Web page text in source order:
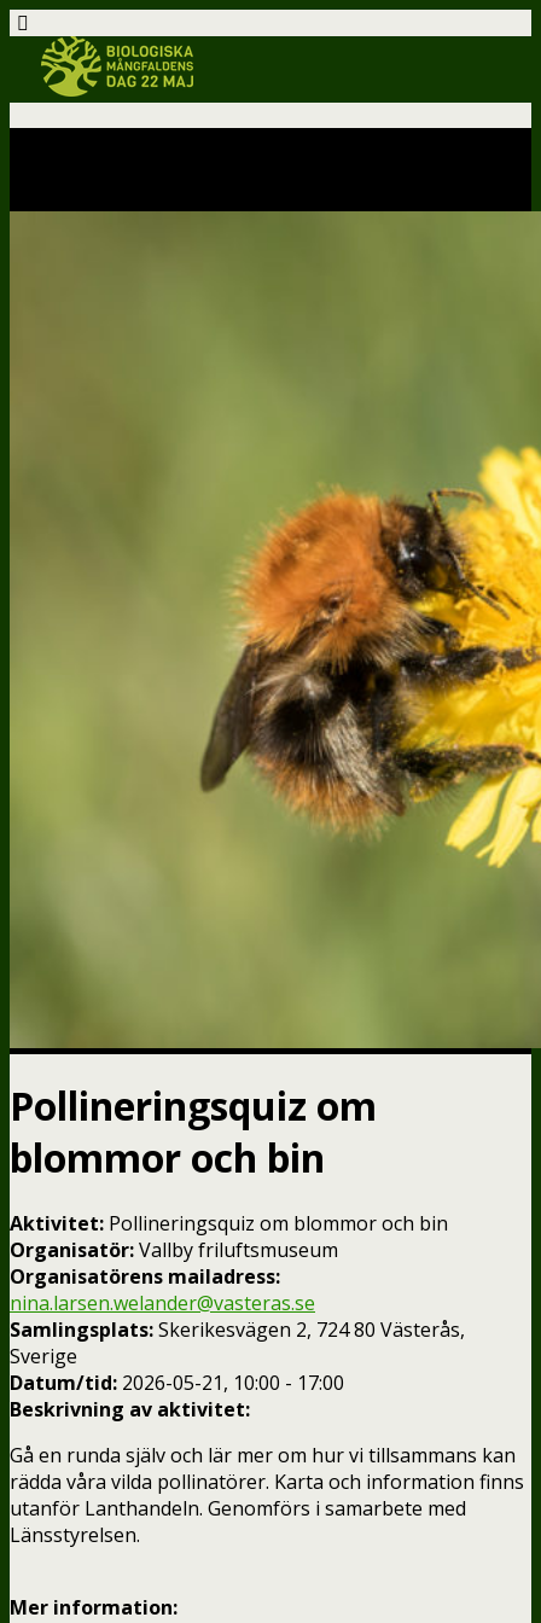
Pollineringsquiz om
blommor och bin
Aktivitet: Pollineringsquiz om blommor och bin
Organisatör:Vallby friluftsmuseum
Organisatörens mailadress:
nina.larsen.welander@vasteras.se
Samlingsplats:Skerikesvägen 2, 724 80 Västerås,
Sverige
Datum/tid: 2026-05-21, 10:00 - 17:00
Beskrivning av aktivitet:
Gå en runda själv och lär mer om hur vi tillsammans kan
rädda våra vilda pollinatörer. Karta och information finns
utanför Lanthandeln. Genomförs i samarbete med
Länsstyrelsen.
Mer information: